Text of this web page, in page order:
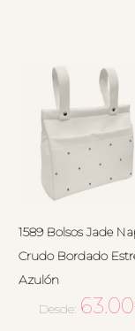
1589 Bolsos Jade
Crudo Bordado
Azulón
Desde: 63.00